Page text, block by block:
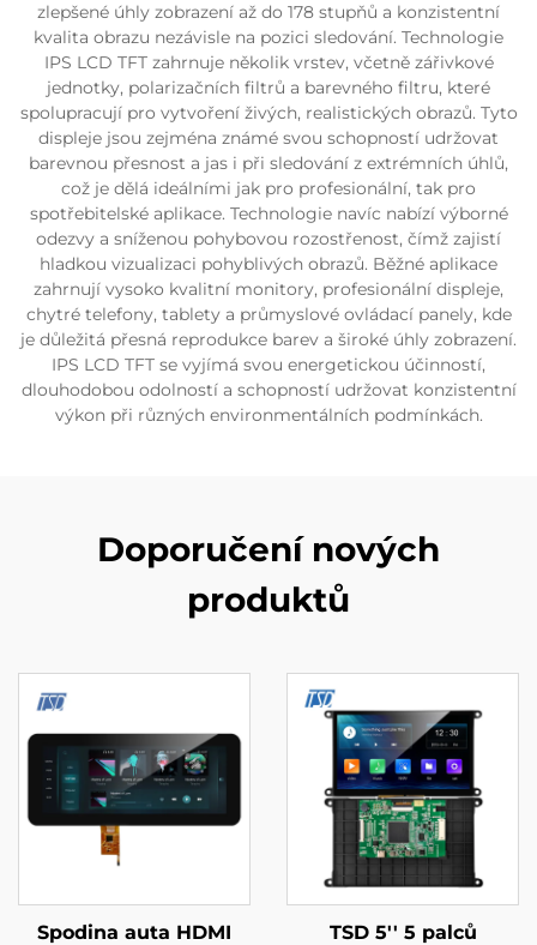
zlepšené úhly zobrazení až do 178 stupňů a konzistentní
kvalita obrazu nezávisle na pozici sledování. Technologie
IPS LCD TFT zahrnuje několik vrstev, včetně zářivkové
jednotky, polarizačních filtrů a barevného filtru, které
spolupracují pro vytvoření živých, realistických obrazů. Tyto
displeje jsou zejména známé svou schopností udržovat
barevnou přesnost a jas i při sledování z extrémních úhlů,
což je dělá ideálními jak pro profesionální, tak pro
spotřebitelské aplikace. Technologie navíc nabízí výborné
odezvy a sníženou pohybovou rozostřenost, čímž zajistí
hladkou vizualizaci pohyblivých obrazů. Běžné aplikace
zahrnují vysoko kvalitní monitory, profesionální displeje,
chytré telefony, tablety a průmyslové ovládací panely, kde
je důležitá přesná reprodukce barev a široké úhly zobrazení.
IPS LCD TFT se vyjímá svou energetickou účinností,
dlouhodobou odolností a schopností udržovat konzistentní
výkon při různých environmentálních podmínkách.
Doporučení nových
produktů
Spodina auta HDMI
TSD 5'' 5 palců